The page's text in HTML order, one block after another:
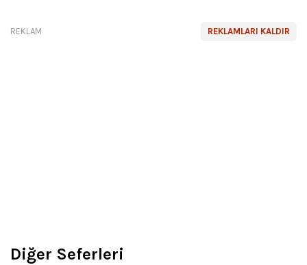
REKLAMLARI KALDIR
REKLAM
Diğer Seferleri